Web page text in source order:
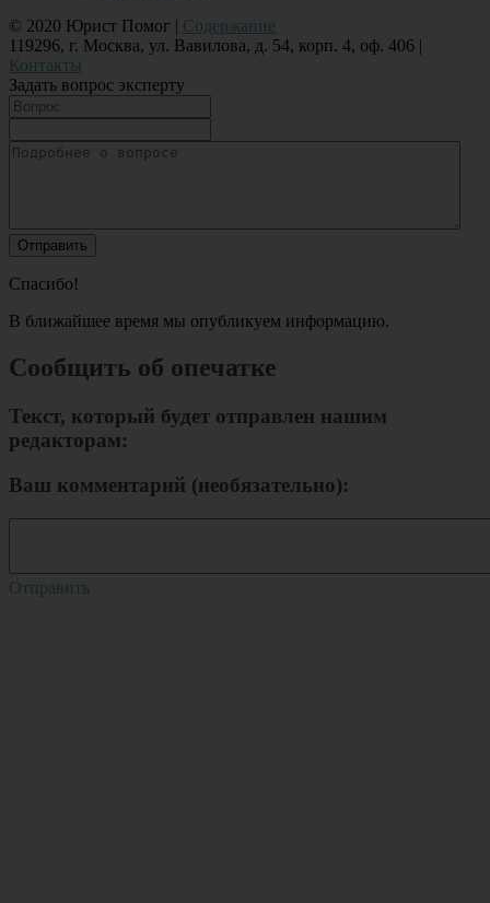
© 2020 Юрист Помог | Содержание
119296, г. Москва, ул. Вавилова, д. 54, корп. 4, оф. 406 |
Контакты
Задать вопрос эксперту
Спасибо!
В ближайшее время мы опубликуем информацию.
Сообщить об опечатке
Текст, который будет отправлен нашим
редакторам:
Ваш комментарий (необязательно):
Отправить